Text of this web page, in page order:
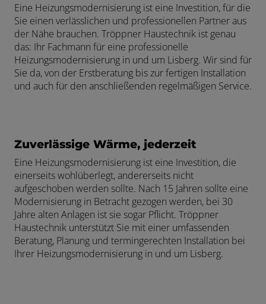
Eine Heizungsmodernisierung ist eine Investition, für die
Sie einen verlässlichen und professionellen Partner aus
der Nähe brauchen. Tröppner Haustechnik ist genau
das: Ihr Fachmann für eine professionelle
Heizungsmodernisierung in und um Lisberg. Wir sind für
Sie da, von der Erstberatung bis zur fertigen Installation
und auch für den anschließenden regelmäßigen Service.
Zuverlässige Wärme, jederzeit
Eine Heizungsmodernisierung ist eine Investition, die
einerseits wohlüberlegt, andererseits nicht
aufgeschoben werden sollte. Nach 15 Jahren sollte eine
Modernisierung in Betracht gezogen werden, bei 30
Jahre alten Anlagen ist sie sogar Pflicht. Tröppner
Haustechnik unterstützt Sie mit einer umfassenden
Beratung, Planung und termingerechten Installation bei
Ihrer Heizungsmodernisierung in und um Lisberg.
und schließen
und schließen